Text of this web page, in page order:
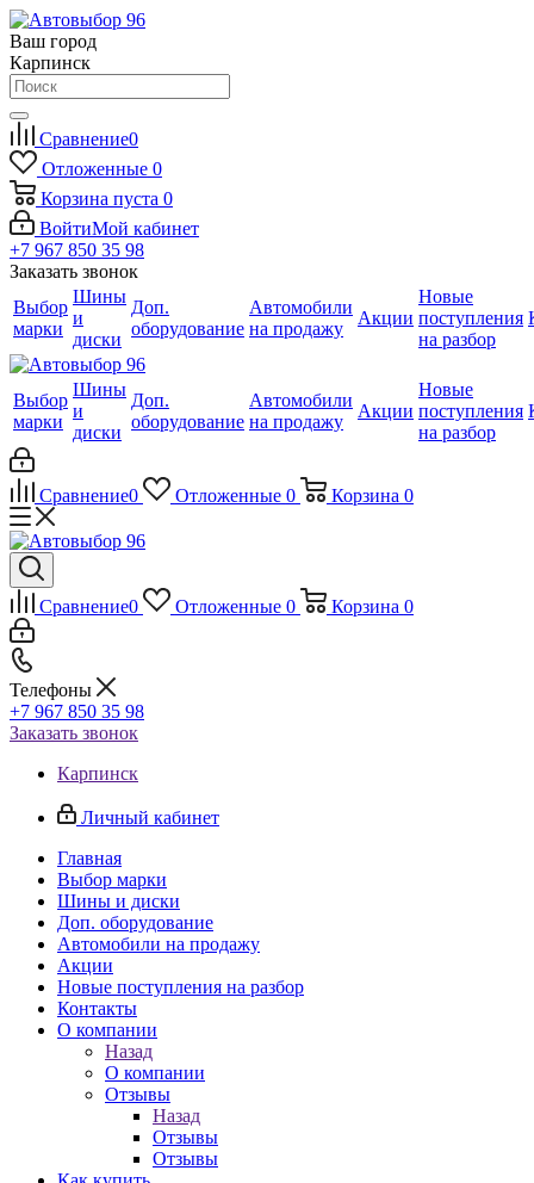
Ваш город
Карпинск
Сравнение0
Отложенные 0
Корзина пуста 0
ВойтиМой кабинет
+7 967 850 35 98
Заказать звонок
Выбор
марки
Шины
и
диски
Доп.
оборудование
Автомобили
на продажу
Акции
Новые
поступления
на разбор
Выбор
марки
Шины
и
диски
Доп.
оборудование
Автомобили
на продажу
Акции
Новые
поступления
на разбор
Сравнение0 Отложенные 0 Корзина 0
Сравнение0 Отложенные 0 Корзина 0
Телефоны
+7 967 850 35 98
Заказать звонок
Карпинск
Личный кабинет
Главная
Выбор марки
Шины и диски
Доп. оборудование
Автомобили на продажу
Акции
Новые поступления на разбор
Контакты
О компании
Назад
О компании
Отзывы
Назад
Отзывы
Отзывы